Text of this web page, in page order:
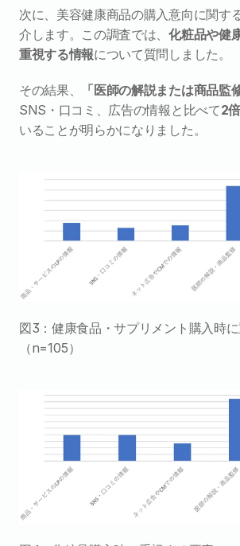
次に、美容健康商品の購入意向に関す
介します。この調査では、化粧品や健
重視する情報について質問しました。
その結果、 「医師の解説または商品監
SNS・口コミ、広告の情報と比べて2
いることが明らかになりました。
図3：健康食品・サプリメント購入時
（n=105）